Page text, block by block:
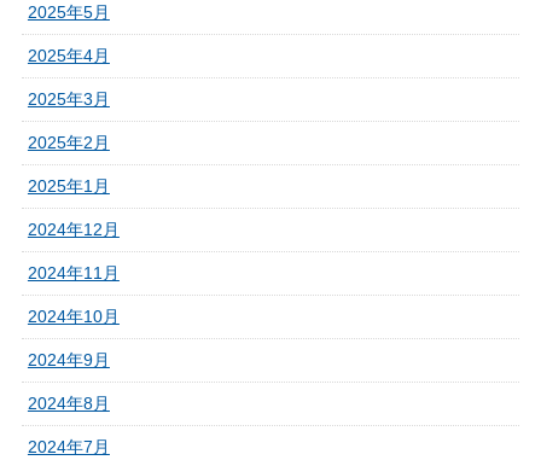
2025年5月
2025年4月
2025年3月
2025年2月
2025年1月
2024年12月
2024年11月
2024年10月
2024年9月
2024年8月
2024年7月